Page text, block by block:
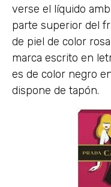
verse el líquido
parte superior del
de piel de color
marca escrito en
es de color negro
dispone de tapón.